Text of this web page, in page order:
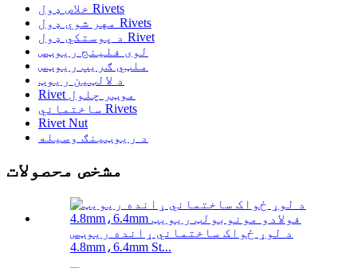
خلاص ډول Rivets
مهر شوي ډول Rivets
د پوستکي ډول Rivet
لوی فلینج ریوټس
ملټي ګریپ ریوټس
د لالټین ریوټ
Rivet موټر چلول
ساختماني Rivets
Rivet Nut
د ریوټینګ وسیله
مشخص محصولات
د لوړ ځواک ساختماني ړانده ریوټس
4.8mm،6.4mm St...